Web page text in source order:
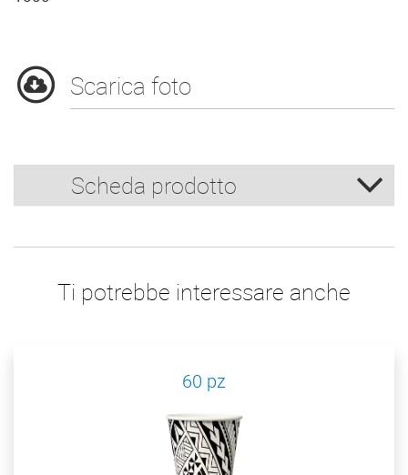
Scarica foto
Scheda prodotto
Ti potrebbe interessare anche
60 pz